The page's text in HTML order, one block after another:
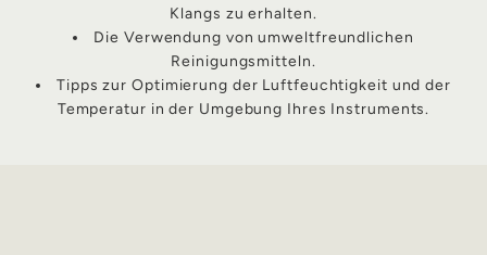
Klangs zu erhalten.
Die Verwendung von umweltfreundlichen
Reinigungsmitteln.
Tipps zur Optimierung der Luftfeuchtigkeit und der
Temperatur in der Umgebung Ihres Instruments.